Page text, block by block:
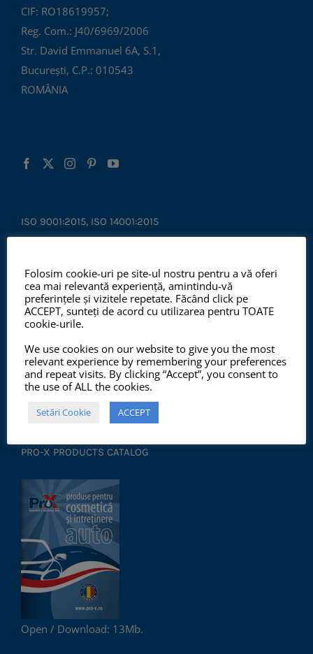
CIF: RO18619957;
Reg. Com.: J40/6969/2006
Str. David Emmanuel 6A, S.1,
București, C.P.: 010543
ROMÂNIA
ISO 9001:2015, ISO 14001:2015
Certificatul Sistemului de Management al Calității
ISO9001:2015 și Certificatul Sistemului de Management
al Mediului ISO14001:2015.
PRO-X PRODUCTS CATALOG
Open / Download: 13Mb.
Folosim cookie-uri pe site-ul nostru pentru a vă oferi
cea mai relevantă experiență, amintindu-vă
preferințele și vizitele repetate. Făcând click pe
ACCEPT, sunteți de acord cu utilizarea pentru TOATE
cookie-urile.
We use cookies on our website to give you the most
relevant experience by remembering your preferences
and repeat visits. By clicking “Accept”, you consent to
the use of ALL the cookies.
Setări Cookie ACCEPT